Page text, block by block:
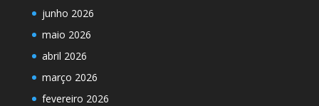
junho 2026
maio 2026
abril 2026
março 2026
fevereiro 2026